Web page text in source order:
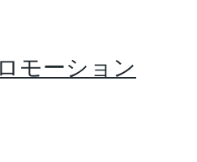
モーション